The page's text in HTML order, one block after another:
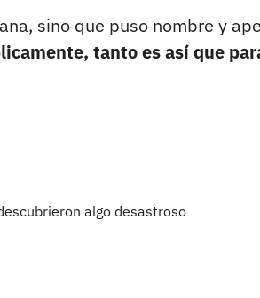
sino que puso nombre y
tanto es así que
algo desastroso